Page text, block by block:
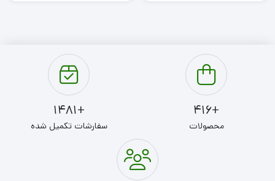
+416
محصولات
+1481
سفارشات تکمیل شده